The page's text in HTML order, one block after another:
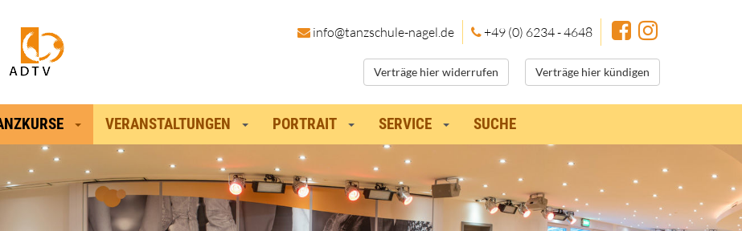
info@tanzschule-nagel.de +49 (0) 6234 - 4648
Verträge hier widerrufen Verträge hier kündigen
VERANSTALTUNGEN PORTRAIT SERVICE SUCHE